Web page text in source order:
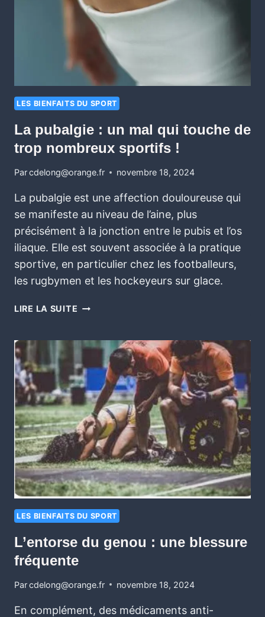
LES BIENFAITS DU SPORT
La pubalgie : un mal qui touche de
trop nombreux sportifs !
Parcdelong@orange.fr novembre 18, 2024
La pubalgie est une affection douloureuse qui
se manifeste au niveau de l’aine, plus
précisément à la jonction entre le pubis et l’os
iliaque. Elle est souvent associée à la pratique
sportive, en particulier chez les footballeurs,
les rugbymen et les hockeyeurs sur glace.
LIRE LA SUITE
LES BIENFAITS DU SPORT
L’entorse du genou : une blessure
fréquente
Parcdelong@orange.fr novembre 18, 2024
En complément, des médicaments anti-